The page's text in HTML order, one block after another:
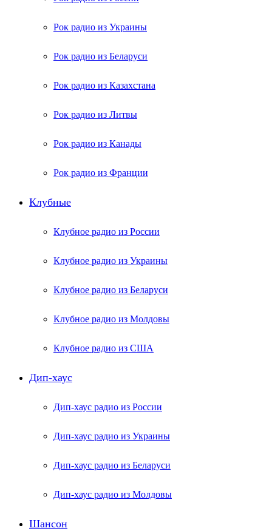
Рок радио из Украины
Рок радио из Беларуси
Рок радио из Казахстана
Рок радио из Литвы
Рок радио из Канады
Рок радио из Франции
Клубные
Клубное радио из России
Клубное радио из Украины
Клубное радио из Беларуси
Клубное радио из Молдовы
Клубное радио из США
Дип-хаус
Дип-хаус радио из России
Дип-хаус радио из Украины
Дип-хаус радио из Беларуси
Дип-хаус радио из Молдовы
Шансон